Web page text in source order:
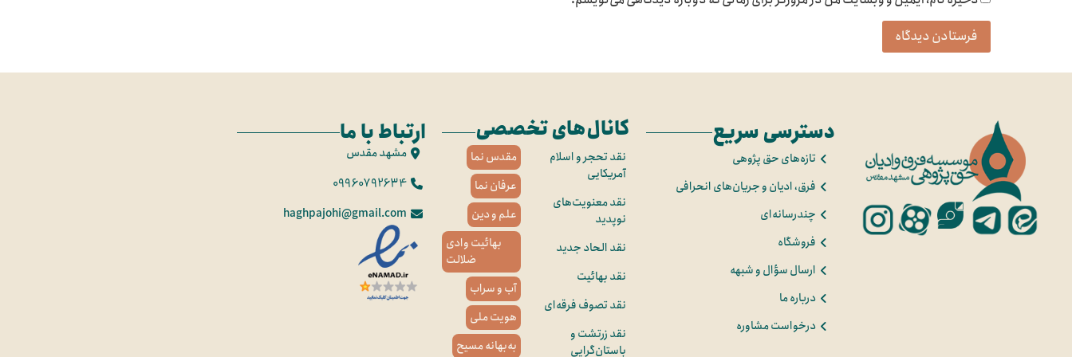
دسترسی سریع
تازه‌های حق پژوهی
فرق، ادیان و جریان‌های انحرافی
چندرسانه‌ای
فروشگاه
ارسال سؤال و شبهه
درباره ما
درخواست مشاوره
کانال‌های تخصصی
نقد تحجر و اسلام
آمریکایی
نقد معنویت‌های
نوپدید
نقد الحاد جدید
نقد بهائیت
نقد تصوف فرقه‌ای
نقد زرتشت و
باستان‌گرایی
مقدس نما
عرفان نما
علم و دین
بهائیت وادی
ضلالت
آب و سراب
هویت ملی
به‌بهانه مسیح
ارتباط با ما
مشهد مقدس
09960792634
haghpajohi@gmail.com